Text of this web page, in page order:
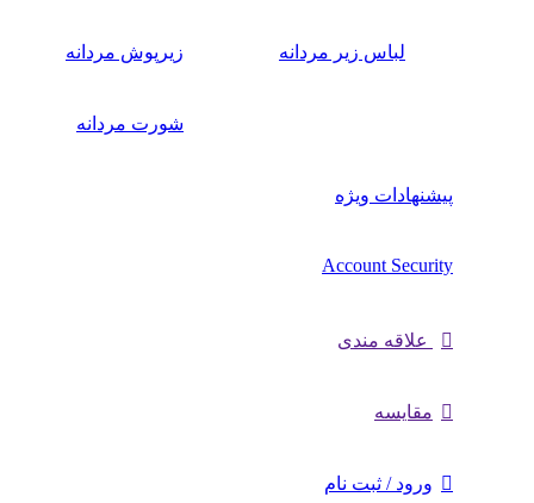
لباس زیر مردانه زیرپوش مردانه
شورت مردانه
پیشنهادات ویژه
Account Security
علاقه مندی
مقايسه
ورود / ثبت نام